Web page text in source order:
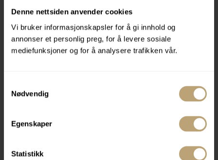
Denne nettsiden anvender cookies
Vi bruker informasjonskapsler for å gi innhold og
annonser et personlig preg, for å levere sosiale
mediefunksjoner og for å analysere trafikken vår.
Nødvendig
Egenskaper
Statistikk
tjenestene kommer til å danke ut
løsningene blir bedre, mer avanserte
og mer brukervennlige.